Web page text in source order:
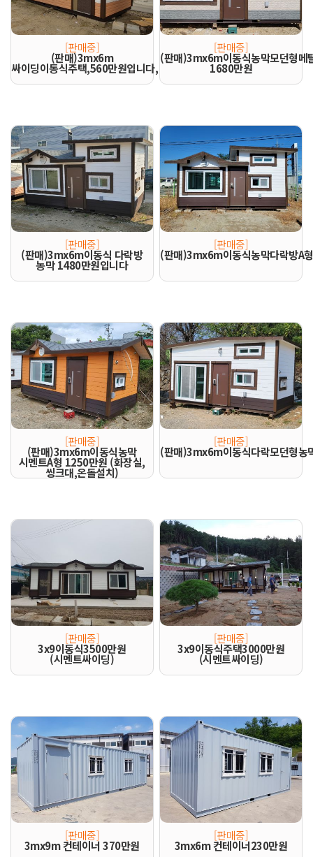
[판매중]
(판매)3mx6m
싸이딩이동식주택,560만원입니다,
[판매중]
(판매)3mx6m이동식농막모던형메
1680만원
[판매중]
(판매)3mx6m이동식 다락방
농막 1480만원입니다
[판매중]
(판매)3mx6m이동식농막다락방A
[판매중]
(판매)3mx6m이동식농막
시멘트A형 1250만원 (화장실,
씽크대,온돌설치)
[판매중]
(판매)3mx6m이동식다락모던형농
[판매중]
3x9이동식3500만원
(시멘트싸이딩)
[판매중]
3x9이동식주택3000만원
(시멘트싸이딩)
[판매중]
3mx9m 컨테이너 370만원
[판매중]
3mx6m 컨테이너230만원